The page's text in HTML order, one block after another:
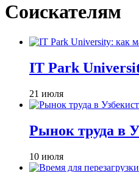
Соискателям
IT Park
21 июля
Рынок труда в
10 июля